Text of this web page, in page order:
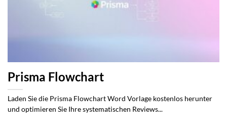
Prisma Flowchart
Laden Sie die Prisma Flowchart Word Vorlage kostenlos herunter
und optimieren Sie Ihre systematischen Reviews...